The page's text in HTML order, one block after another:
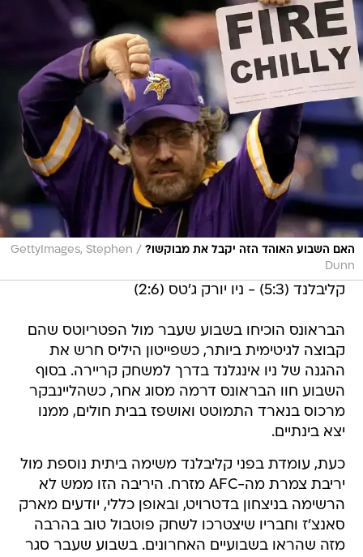
האם השבוע האוהד הזה יקבל את מבוקשו? /
GettyImages, Stephen
Dunn
קליבלנד (5:3) - ניו יורק ג'טס (2:6)
הבראונס הוכיחו בשבוע שעבר מול הפטריוטס שהם
קבוצה לגיטימית ביותר, כשפייטון היליס חרש את
ההגנה של ניו אינגלנד בדרך למשחק קריירה. בסוף
השבוע חוו הבראונס דרמה מסוג אחר, כשהליינבקר
מרכוס בנארד התמוטט ואושפז בבית חולים, ממנו
יצא בינתיים.
כעת, עומדת בפני קליבלנד משימה ביתית נוספת מול
יריבת צמרת מה-AFC מזרח. היריבה הזו ממש לא
הרשימה בניצחון בדטרויט, ובאופן כללי, יודעים מארק
סאנצ'ז וחבריו שיצטרכו לשחק פוטבול טוב בהרבה
מזה שהראו בשבועיים האחרונים. בשבוע שעבר סגר